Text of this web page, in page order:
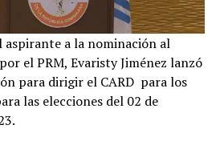
aspirante a la nominación al
el PRM, Evaristy Jiménez lanzó
para dirigir el CARD para los
las elecciones del 02 de